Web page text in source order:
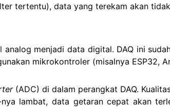
tertentu), data yang terekam akan
menjadi data digital. DAQ ini
mikrokontroler (misalnya ESP32,
(ADC) di dalam perangkat DAQ.
lambat, data getaran cepat akan